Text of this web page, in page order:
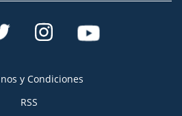
y Condiciones
RSS